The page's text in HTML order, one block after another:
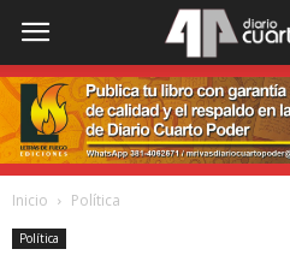
Inicio Política
Política